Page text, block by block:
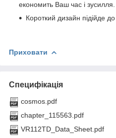
економить Ваш час і зусилля.
Короткий дизайн підійде
Приховати
Специфікація
cosmos.pdf
chapter_115563.pdf
VR112TD_Data_Sheet.pdf